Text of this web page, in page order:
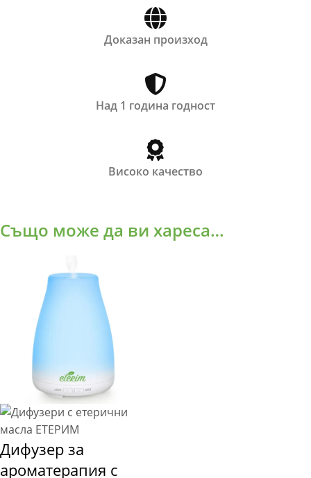
Доказан произход
Над 1 година годност
Високо качество
Също може да ви хареса…
Дифузер за
ароматерапия с